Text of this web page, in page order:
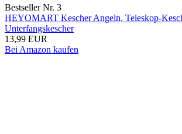
Bestseller Nr. 3
HEYOMART Kescher Angeln, Teleskop-
Unterfangskescher
13,99 EUR
Bei Amazon kaufen